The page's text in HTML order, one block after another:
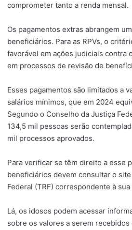
comprometer tanto a renda mensal.
Os pagamentos extras abrangem
beneficiários. Para as RPVs, o
favorável em ações judiciais contra
em processos de revisão de
Esses pagamentos são limitados a
salários mínimos, que em 2024
Segundo o Conselho da Justiça
134,5 mil pessoas serão
mil processos aprovados.
Para verificar se têm direito a esse
beneficiários devem consultar o
Federal (TRF) correspondente à sua
Lá, os idosos podem acessar
sobre os valores a serem